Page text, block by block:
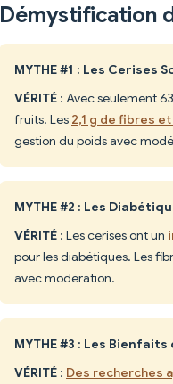
Démystification
MYTHE #1 : Les Cerises
VÉRITÉ : Avec seulement
fruits. Les 2,1 g de fibres
gestion du poids avec
MYTHE #2 : Les
VÉRITÉ : Les cerises ont un
pour les diabétiques. Les
avec modération.
MYTHE #3 : Les
VÉRITÉ : Des recherches